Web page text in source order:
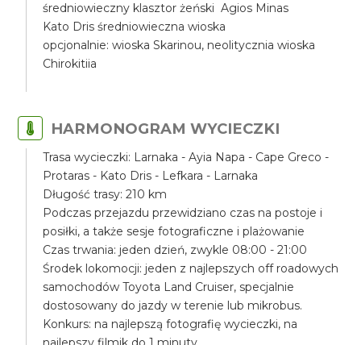
średniowieczny klasztor żeński Agios Minas
Kato Dris średniowieczna wioska
opcjonalnie: wioska Skarinou, neolitycznia wioska
Chirokitiia
HARMONOGRAM WYCIECZKI
Trasa wycieczki: Larnaka - Ayia Napa - Cape Greco -
Protaras - Kato Dris - Lefkara - Larnaka
Długość trasy: 210 km
Podczas przejazdu przewidziano czas na postoje i
posiłki, a także sesje fotograficzne i plażowanie
Czas trwania: jeden dzień, zwykle 08:00 - 21:00
Środek lokomocji: jeden z najlepszych off roadowych
samochodów Toyota Land Cruiser, specjalnie
dostosowany do jazdy w terenie lub mikrobus.
Konkurs: na najlepszą fotografię wycieczki, na